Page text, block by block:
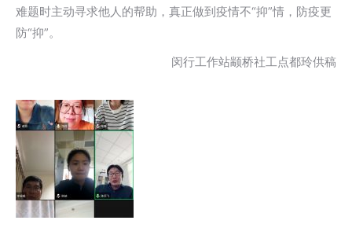
难题时主动寻求他人的帮助，真正做到疫情不“抑”情，防疫更
防“抑”。
闵行工作站颛桥社工点都玲供稿